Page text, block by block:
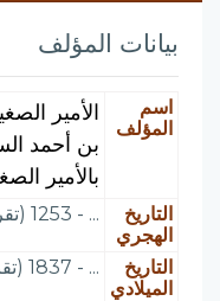
بيانات المؤلف
اسم
المؤلف
الأمير
بن أحمد
بالأمير
التاريخ
الهجري
... - 1253 (تقريبا)
التاريخ
الميلادي
... - 1837 (تقريبا)